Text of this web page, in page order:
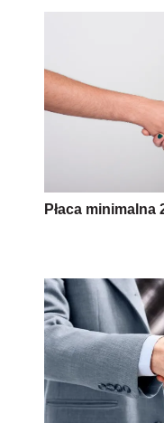
Płaca minimalna